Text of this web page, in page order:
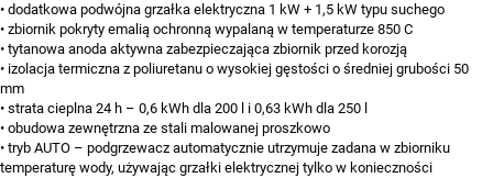
• dodatkowa podwójna grzałka elektryczna 1 kW + 1,5 kW typu suchego
• zbiornik pokryty emalią ochronną wypalaną w temperaturze 850 C
• tytanowa anoda aktywna zabezpieczająca zbiornik przed korozją
• izolacja termiczna z poliuretanu o wysokiej gęstości o średniej grubości 50
mm
• strata cieplna 24 h – 0,6 kWh dla 200 l i 0,63 kWh dla 250 l
• obudowa zewnętrzna ze stali malowanej proszkowo
• tryb AUTO – podgrzewacz automatycznie utrzymuje zadana w zbiorniku
temperaturę wody, używając grzałki elektrycznej tylko w konieczności